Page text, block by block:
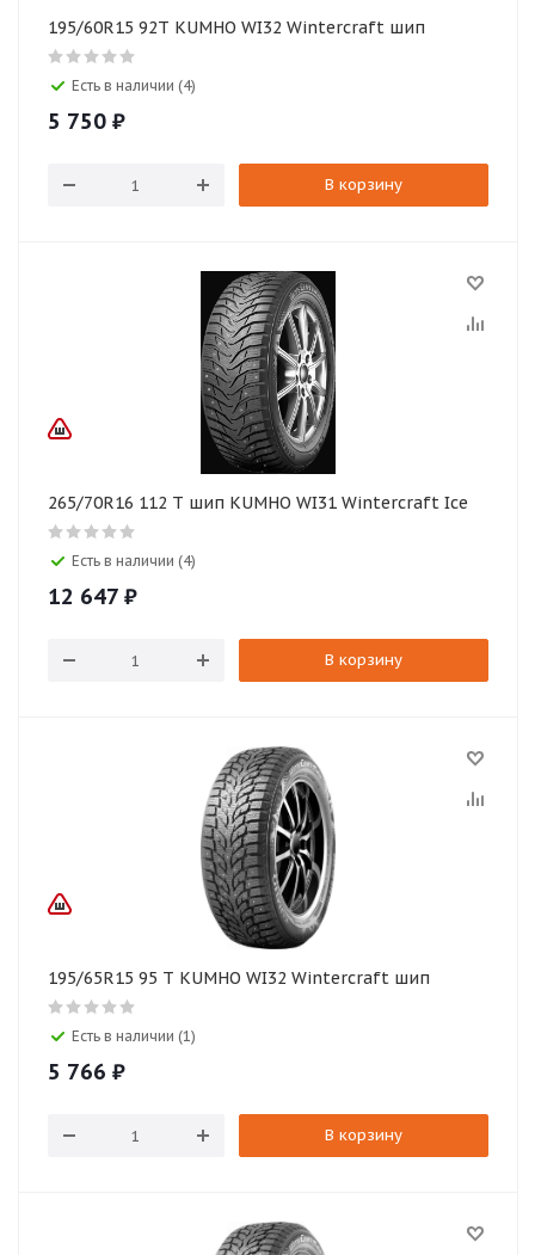
195/60R15 92T KUMHO WI32 Wintercraft шип
Есть в наличии (4)
5 750 ₽
В корзину
265/70R16 112 T шип KUMHO WI31 Wintercraft Ice
Есть в наличии (4)
12 647 ₽
В корзину
195/65R15 95 T KUMHO WI32 Wintercraft шип
Есть в наличии (1)
5 766 ₽
В корзину